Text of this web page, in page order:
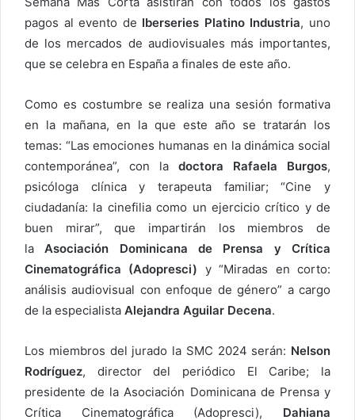
pagos al evento de Iberseries Platino Industria, uno
de los mercados de audiovisuales más importantes,
que se celebra en España a finales de este año.
Como es costumbre se realiza una sesión formativa
en la mañana, en la que este año se tratarán los
temas: “Las emociones humanas en la dinámica social
contemporánea”, con la doctora Rafaela Burgos,
psicóloga clínica y terapeuta familiar; “Cine y
ciudadanía: la cinefilia como un ejercicio crítico y de
buen mirar”, que impartirán los miembros de
laAsociación Dominicana de Prensa y Crítica
Cinematográfica (Adopresci) y “Miradas en corto:
análisis audiovisual con enfoque de género” a cargo
de la especialista Alejandra Aguilar Decena.
Los miembros del jurado la SMC 2024 serán: Nelson
Rodríguez, director del periódico El Caribe; la
presidente de la Asociación Dominicana de Prensa y
Crítica Cinematográfica (Adopresci), Dahiana